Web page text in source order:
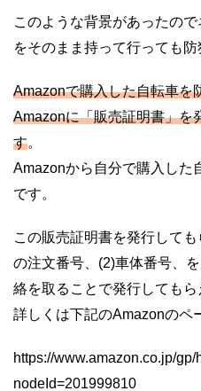
このような背景があったの
をそのまま持って行っても
Amazonで購入した自転車を
Amazonに「販売証明書」を
す。
Amazonから自分で購入した
です。
この販売証明書を発行して
の注文番号、(2)車体番号、
絡を取ることで発行してもら
詳しくは下記のAmazonのペ
https://www.amazon.co.jp/
nodeId=201999810